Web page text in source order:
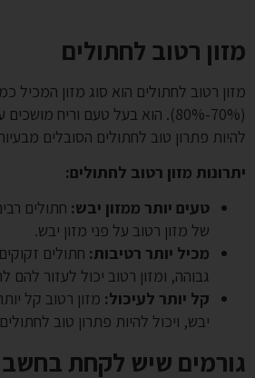
מזון רטוב לחתולים
מזון רטוב לחתולים הוא סוג מזון המכיל
(70%-80%). הוא בעל טעם וריח
להיות פתרון טוב לחתולים הסובלים
יתרונות מזון רטוב לחתולים:
טעים יותר ממזון יבש: חתולים
של מזון רטוב על פני מזון יבש.
מכיל יותר רטיבות: חתולים
גבוהה, ומזון רטוב יכול לעזור להם
קל יותר לעיכול: מזון רטוב קל
יבש, ויכול להיות פתרון טוב
גורמים שיש לקחת